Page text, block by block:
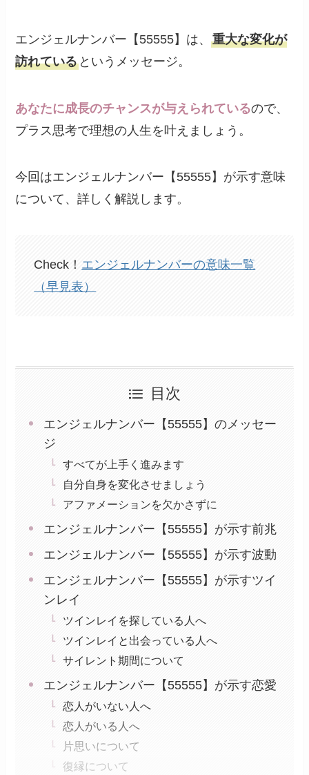
エンジェルナンバー【55555】は、重大な変化が
訪れている というメッセージ。
あなたに成長のチャンスが与えられているので、
プラス思考で理想の人生を叶えましょう。
今回はエンジェルナンバー【55555】が示す意味
について、詳しく解説します。
Check！ エンジェルナンバーの意味一覧
（早見表）
目次
エンジェルナンバー【55555】のメッセー
ジ
すべてが上手く進みます
自分自身を変化させましょう
アファメーションを欠かさずに
エンジェルナンバー【55555】が示す前兆
エンジェルナンバー【55555】が示す波動
エンジェルナンバー【55555】が示すツイ
ンレイ
ツインレイを探している人へ
ツインレイと出会っている人へ
サイレント期間について
エンジェルナンバー【55555】が示す恋愛
恋人がいない人へ
恋人がいる人へ
片思いについて
復縁について